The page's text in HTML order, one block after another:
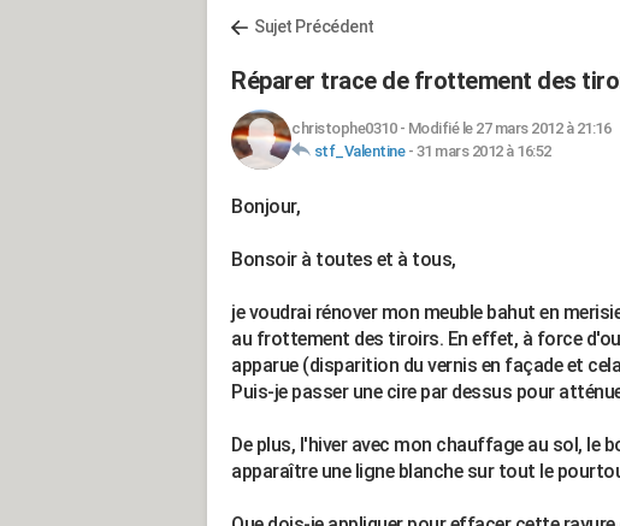
Sujet Précédent
Réparer trace de frottement des
christophe0310- Modifié le 27 mars 2012 à 21:16
stf_Valentine- 31 mars 2012 à 16:52
Bonjour,
Bonsoir à toutes et à tous,
je voudrai rénover mon meuble bahut en
au frottement des tiroirs. En effet, à force
apparue (disparition du vernis en façade et
Puis-je passer une cire par dessus pour
De plus, l'hiver avec mon chauffage au sol, le
apparaître une ligne blanche sur tout le